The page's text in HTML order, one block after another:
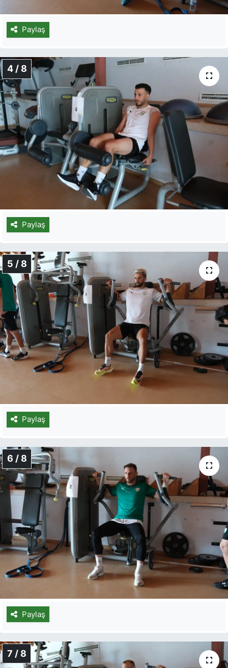
Paylaş
4 / 8
Paylaş
5 / 8
Paylaş
6 / 8
Paylaş
7 / 8